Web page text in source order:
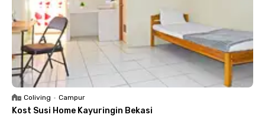
Coliving • Campur
Kost Susi Home Kayuringin Bekasi